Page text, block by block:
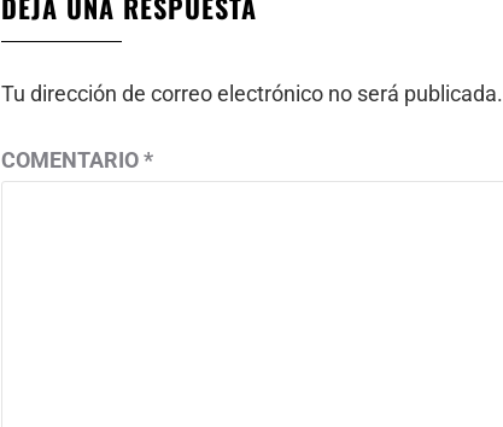
Tu dirección de correo electrónico no será publicada.
COMENTARIO*